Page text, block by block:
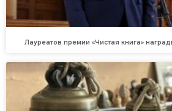
Лауреатов премии «Чистая книга»